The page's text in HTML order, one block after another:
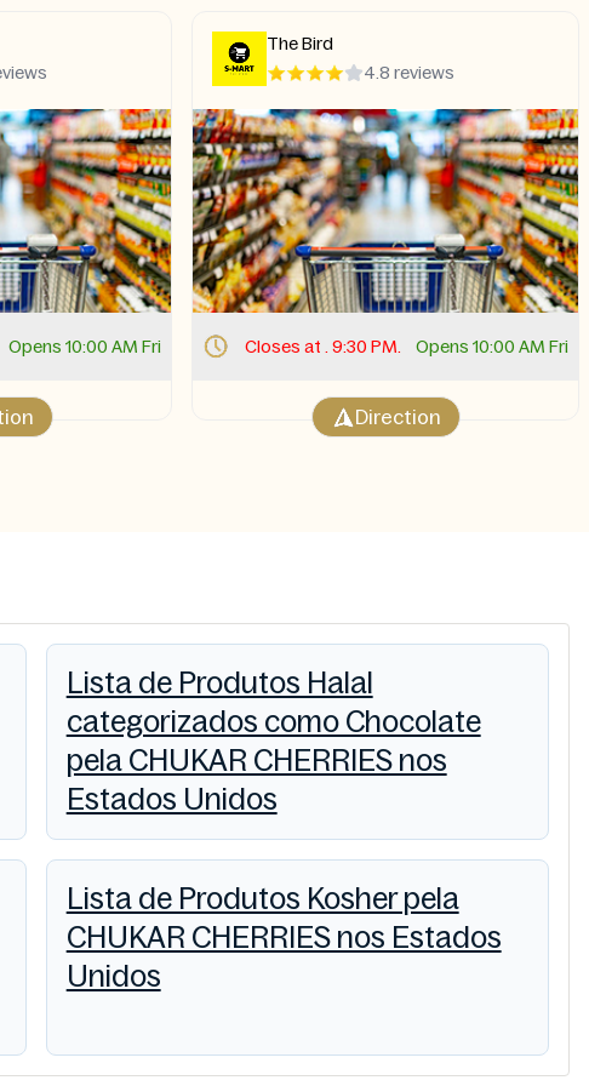
Opens 10:00 AM Fri
The Bird
4.8 reviews
Closes at . 9:30 PM. Opens 10:00 AM Fri
Direction
Lista de Produtos Halal
categorizados como Chocolate
pela CHUKAR CHERRIES nos
Estados Unidos
Lista de Produtos Kosher pela
CHUKAR CHERRIES nos Estados
Unidos